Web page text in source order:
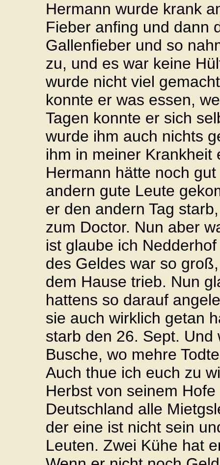
Hermann wurde krank
Fieber anfing und dann
Gallenfieber und so
zu, und es war keine
wurde nicht viel
konnte er was essen,
Tagen konnte er sich
wurde ihm auch nichts
ihm in meiner Krankheit
Hermann hätte noch
andern gute Leute
er den andern Tag
zum Doctor. Nun aber
ist glaube ich
des Geldes war so
dem Hause trieb. Nun
hattens so darauf
sie auch wirklich getan
starb den 26. Sept.
Busche, wo mehre
Auch thue ich euch zu
Herbst von seinem
Deutschland alle
der eine ist nicht sein
Leuten. Zwei Kühe hat